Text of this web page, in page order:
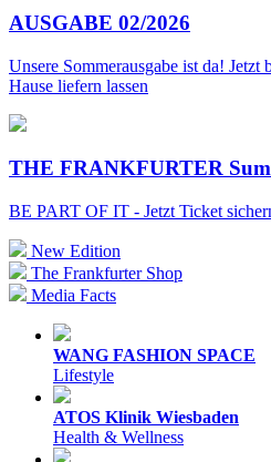
AUSGABE 02/2026
Unsere Sommerausgabe ist da! Jetzt
Hause liefern lassen
THE FRANKFURTER
BE PART OF IT - Jetzt Ticket
New Edition
The Frankfurter Shop
Media Facts
WANG FASHION SPACE
Lifestyle
ATOS Klinik Wiesbaden
Health & Wellness